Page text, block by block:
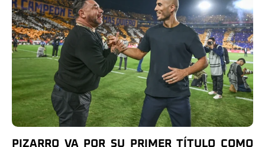
PIZARRO VA POR SU PRIMER TÍTULO COMO